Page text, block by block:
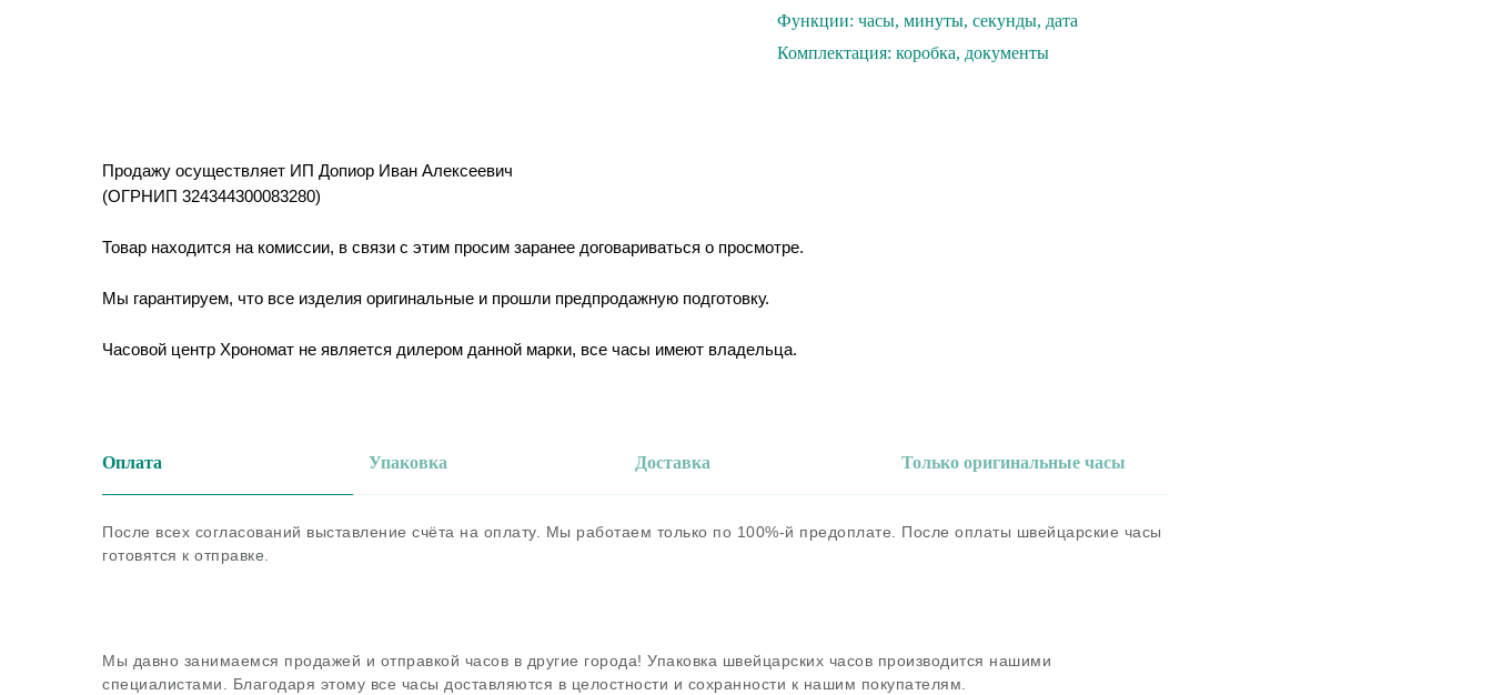
Функции: чаcы, минуты, cекунды, дата
Комплектация: коробка, документы
Продажу осуществляет ИП Допиор Иван Алексеевич
(ОГРНИП 324344300083280)
Товар находится на комиссии, в связи с этим просим заранее договариваться о просмотре.
Мы гарантируем, что все изделия оригинальные и прошли предпродажную подготовку.
Часовой центр Хрономат не является дилером данной марки, все часы имеют владельца.
Оплата Упаковка Доставка Только оригинальные часы
После всех согласований выставление счёта на оплату. Мы работаем только по 100%-й предоплате. После оплаты швейцарские часы
готовятся к отправке.
Мы давно занимаемся продажей и отправкой часов в другие города! Упаковка швейцарских часов производится нашими
специалистами. Благодаря этому все часы доставляются в целостности и сохранности к нашим покупателям.